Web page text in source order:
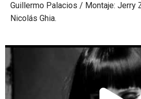
Guillermo Palacios / Montaje: Jerry
Nicolás Ghia.